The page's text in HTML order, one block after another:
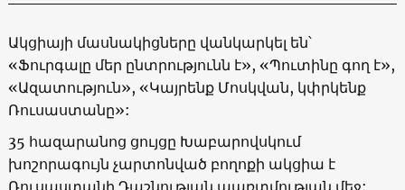
Ակցիայի մասնակիցները վանկարկել են՝
«Ֆուրգալը մեր ընտրությունն է», «Պուտինը գող է»,
«Ազատություն», «Կայրենք Մոսկվան, կփրկենք
Ռուսաստանը»:
35 հազարանոց ցույցը Խաբարովսկում
խոշորագույն չարտոնված բողոքի ակցիա է